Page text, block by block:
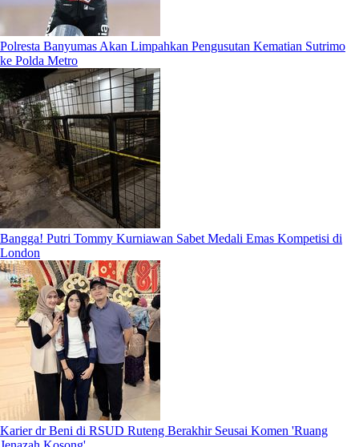
Polresta Banyumas Akan Limpahkan Pengusutan Kematian Sutrimo
ke Polda Metro
Bangga! Putri Tommy Kurniawan Sabet Medali Emas Kompetisi di
London
Karier dr Beni di RSUD Ruteng Berakhir Seusai Komen 'Ruang